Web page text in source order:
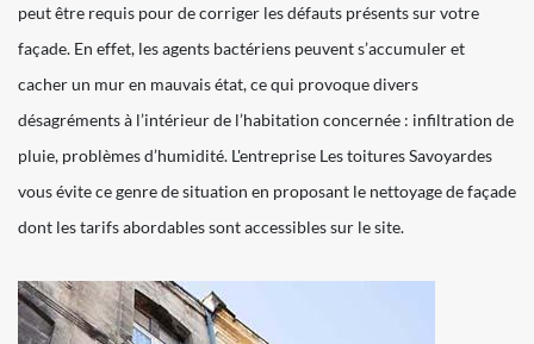
peut être requis pour de corriger les défauts présents sur votre
façade. En effet, les agents bactériens peuvent s’accumuler et
cacher un mur en mauvais état, ce qui provoque divers
désagréments à l’intérieur de l’habitation concernée : infiltration de
pluie, problèmes d’humidité. L'entreprise Les toitures Savoyardes
vous évite ce genre de situation en proposant le nettoyage de façade
dont les tarifs abordables sont accessibles sur le site.